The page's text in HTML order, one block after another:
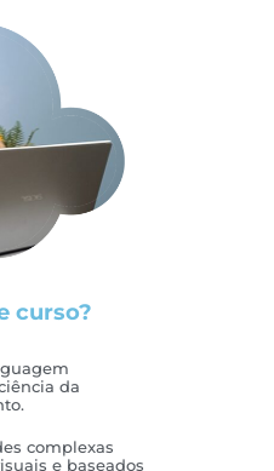
curso?
da
complexas
e baseados